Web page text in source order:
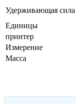
Удерживающая сила
Единицы
принтер
Измерение
Масса